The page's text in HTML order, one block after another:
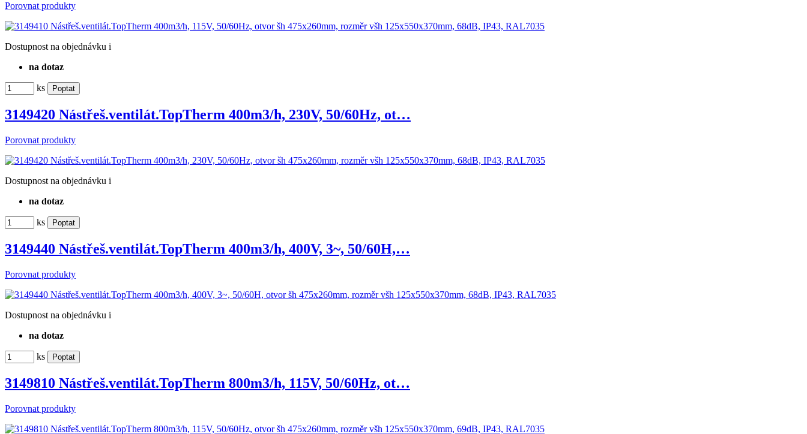
Porovnat produkty
Dostupnost na objednávku i
na dotaz
ks
3149420 Nástřeš.ventilát.TopTherm 400m3/h, 230V, 50/60Hz, ot…
Porovnat produkty
Dostupnost na objednávku i
na dotaz
ks
3149440 Nástřeš.ventilát.TopTherm 400m3/h, 400V, 3~, 50/60H,…
Porovnat produkty
Dostupnost na objednávku i
na dotaz
ks
3149810 Nástřeš.ventilát.TopTherm 800m3/h, 115V, 50/60Hz, ot…
Porovnat produkty